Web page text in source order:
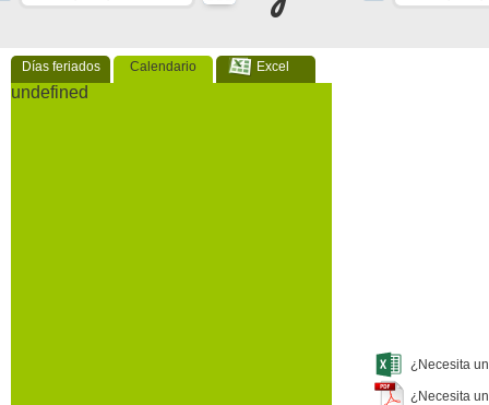
Días feriados Calendario Excel
undefined
¿Necesita
¿Necesita